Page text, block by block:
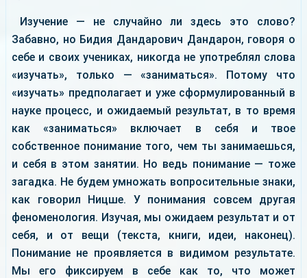
Изучение — не случайно ли здесь это слово?
Забавно, но Бидия Дандарович Дандарон, говоря о
себе и своих учениках, никогда не употреблял слова
«изучать», только — «заниматься». Потому что
«изучать» предполагает и уже сформулированный в
науке процесс, и ожидаемый результат, в то время
как «заниматься» включает в себя и твое
собственное понимание того, чем ты занимаешься,
и себя в этом занятии. Но ведь понимание — тоже
загадка. Не будем умножать вопросительные знаки,
как говорил Ницше. У понимания совсем другая
феноменология. Изучая, мы ожидаем результат и от
себя, и от вещи (текста, книги, идеи, наконец).
Понимание не проявляется в видимом результате.
Мы его фиксируем в себе как то, что может